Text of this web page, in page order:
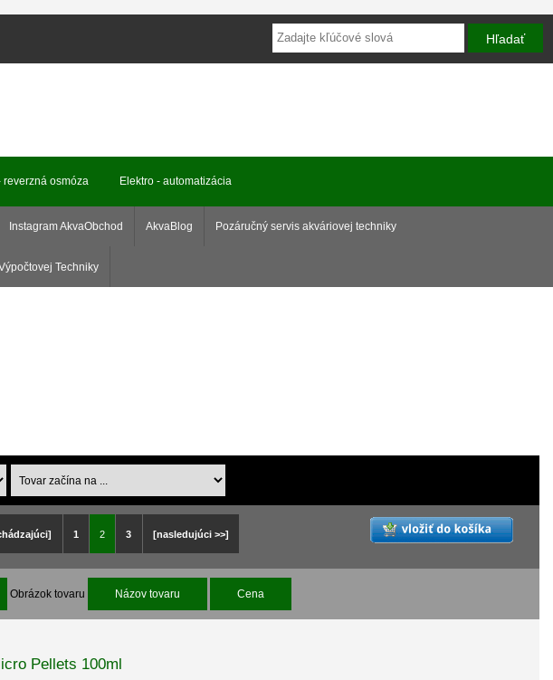
reverzná osmóza Elektro - automatizácia
Instagram AkvaObchod AkvaBlog Pozáručný servis akváriovej techniky
Techniky
1 2 3 [nasledujúci >>]
Obrázok tovaru Názov tovaru Cena
Pellets 100ml